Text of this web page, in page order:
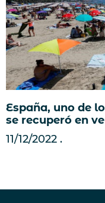
España, uno de
se recuperó en
11/12/2022